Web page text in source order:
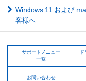
Windows 11 および
客様へ
サポートメニュー
一覧
お問い合わせ